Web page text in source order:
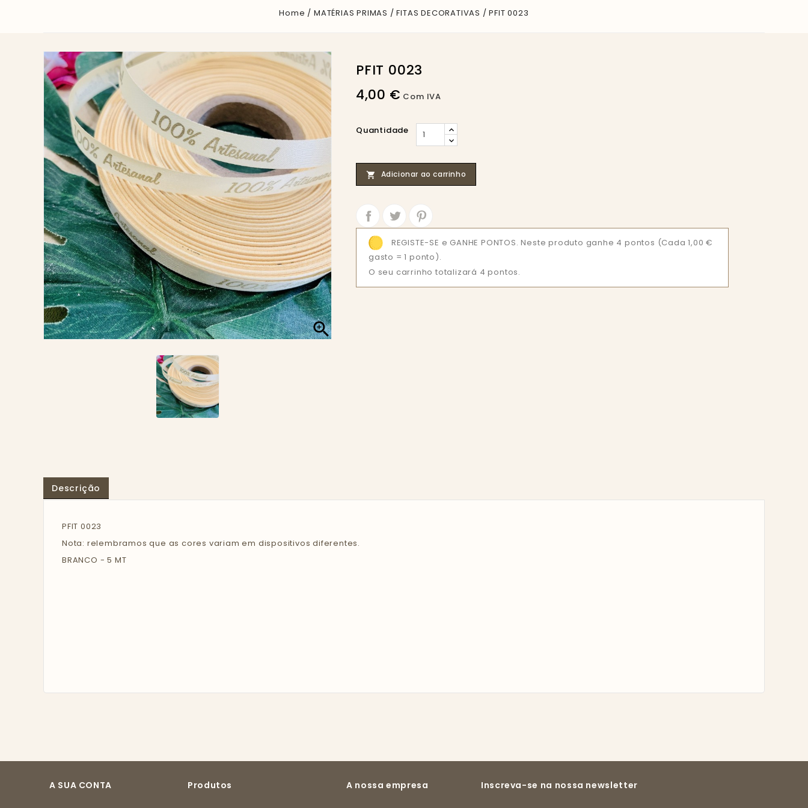
Home MATÉRIAS PRIMAS FITAS DECORATIVAS PFIT 0023

PFIT 0023
4,00 €
Com IVA
Quantidade
 Adicionar ao carrinho
REGISTE-SE e GANHE PONTOS. Neste produto ganhe 4 pontos (Cada 1,00 €
gasto = 1 ponto).
O seu carrinho totalizará 4 pontos.
Descrição
PFIT 0023
Nota: relembramos que as cores variam em dispositivos diferentes.
BRANCO - 5 MT
A SUA CONTA Inscreva-se na nossa newsletter
Produtos A nossa empresa